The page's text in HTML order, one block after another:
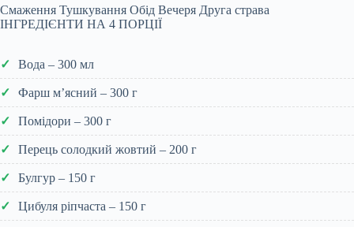
Смаження Тушкування Обід Вечеря Друга страва
ІНГРЕДІЄНТИ НА 4 ПОРЦІЇ
Вода – 300 мл
Фарш м’ясний – 300 г
Помідори – 300 г
Перець солодкий жовтий – 200 г
Булгур – 150 г
Цибуля ріпчаста – 150 г